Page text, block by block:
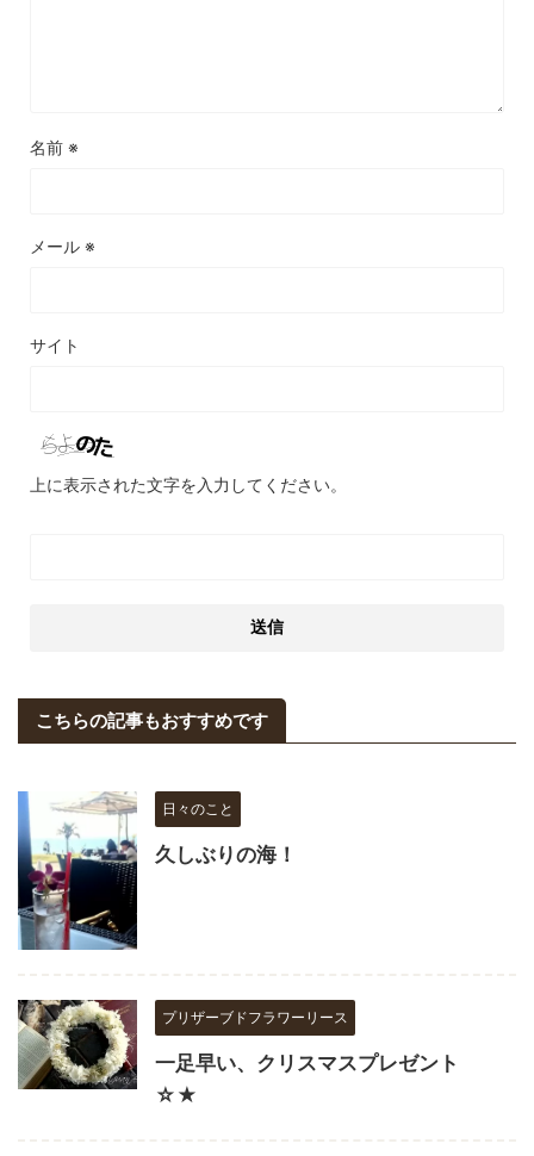
名前 ※
メール ※
サイト
上に表示された文字を入力してください。
こちらの記事もおすすめです
日々のこと
久しぶりの海！
プリザーブドフラワーリース
一足早い、クリスマスプレゼント
☆★